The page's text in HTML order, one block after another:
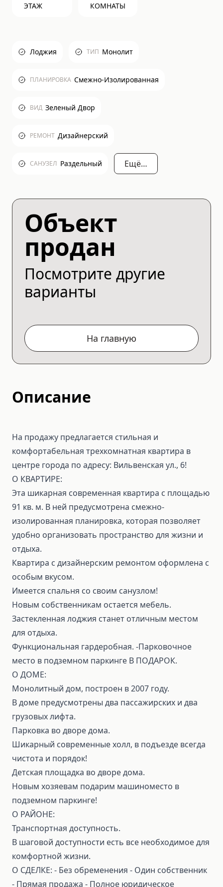
ЭТАЖ КОМНАТЫ
Лоджия ТИП Монолит
ПЛАНИРОВКА Смежно-Изолированная
ВИД Зеленый Двор
РЕМОНТ Дизайнерский
САНУЗЕЛ Раздельный Ещё…
Объект
продан
Посмотрите другие
варианты
На главную
Описание
На продажу предлагается стильная и
комфортабельная трехкомнатная квартира в
центре города по адресу: Вильвенская ул., 6!
О КВАРТИРЕ:
Эта шикарная современная квартира c площадью
91 кв. м. В ней предусмотрена смежно-
изолированная планировка, которая позволяет
удобно организовать пространство для жизни и
отдыха.
Квартира с дизайнерским ремонтом оформлена с
особым вкусом.
Имеется спальня со своим санузлом!
Новым собственникам остается мебель.
Застекленная лоджия станет отличным местом
для отдыха.
Функциональная гардеробная. -Парковочное
место в подземном паркинге В ПОДАРОК.
О ДОМЕ:
Монолитный дом, построен в 2007 году.
В доме предусмотрены два пассажирских и два
грузовых лифта.
Парковка во дворе дома.
Шикарный современные холл, в подъезде всегда
чистота и порядок!
Детская площадка во дворе дома.
Новым хозяевам подарим машиноместо в
подземном паркинге!
О РАЙОНЕ:
Транспортная доступность.
В шаговой доступности есть все необходимое для
комфортной жизни.
О СДЕЛКЕ: ⁃ Без обременения ⁃ Один собственник
⁃ Прямая продажа ⁃ Полное юридическое